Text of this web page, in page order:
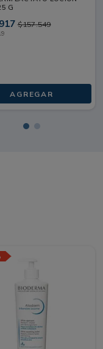
G
917 $157.549
AGREGAR